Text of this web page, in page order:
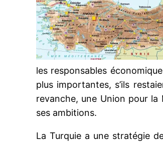
les responsables
plus importantes, s’ils
revanche, une Union pour
ses ambitions.
La Turquie a une stratégie